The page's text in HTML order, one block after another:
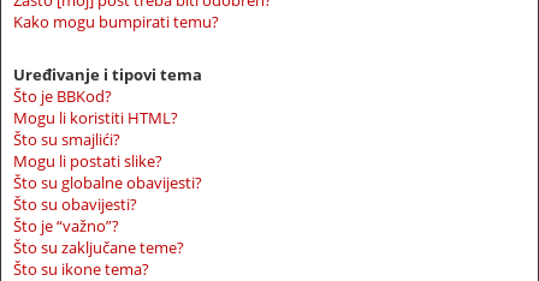
Kako mogu bumpirati temu?
Uređivanje i tipovi tema
Što je BBKod?
Mogu li koristiti HTML?
Što su smajlići?
Mogu li postati slike?
Što su globalne obavijesti?
Što su obavijesti?
Što je “važno”?
Što su zaključane teme?
Što su ikone tema?